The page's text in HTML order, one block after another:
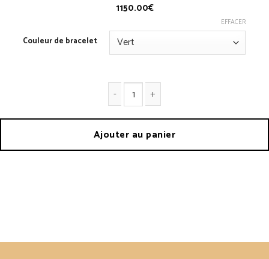
1150.00€
Couleur de bracelet
EFFACER
Ajouter au panier